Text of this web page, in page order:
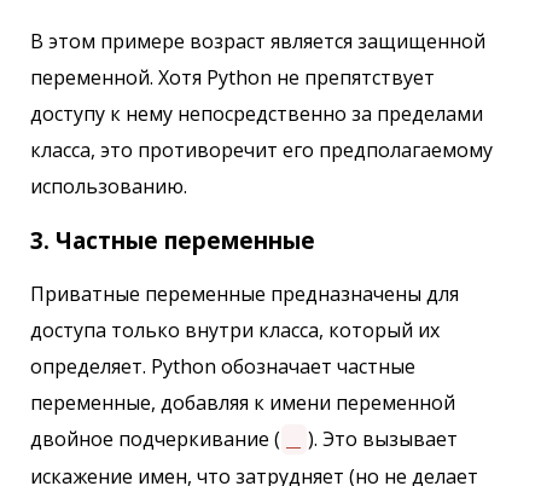
В этом примере возраст является защищенной
переменной. Хотя Python не препятствует
доступу к нему непосредственно за пределами
класса, это противоречит его предполагаемому
использованию.
3. Частные переменные
Приватные переменные предназначены для
доступа только внутри класса, который их
определяет. Python обозначает частные
переменные, добавляя к имени переменной
двойное подчеркивание (
). Это вызывает
искажение имен, что затрудняет (но не делает